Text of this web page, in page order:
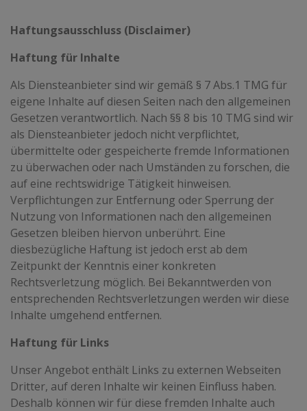
Haftungsausschluss (Disclaimer)
Haftung für Inhalte
Als Diensteanbieter sind wir gemäß § 7 Abs.1 TMG für
eigene Inhalte auf diesen Seiten nach den allgemeinen
Gesetzen verantwortlich. Nach §§ 8 bis 10 TMG sind wir
als Diensteanbieter jedoch nicht verpflichtet,
übermittelte oder gespeicherte fremde Informationen
zu überwachen oder nach Umständen zu forschen, die
auf eine rechtswidrige Tätigkeit hinweisen.
Verpflichtungen zur Entfernung oder Sperrung der
Nutzung von Informationen nach den allgemeinen
Gesetzen bleiben hiervon unberührt. Eine
diesbezügliche Haftung ist jedoch erst ab dem
Zeitpunkt der Kenntnis einer konkreten
Rechtsverletzung möglich. Bei Bekanntwerden von
entsprechenden Rechtsverletzungen werden wir diese
Inhalte umgehend entfernen.
Haftung für Links
Unser Angebot enthält Links zu externen Webseiten
Dritter, auf deren Inhalte wir keinen Einfluss haben.
Deshalb können wir für diese fremden Inhalte auch